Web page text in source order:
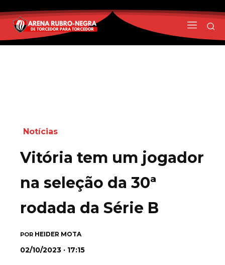
Notícias
Vitória tem um jogador
na seleção da 30ª
rodada da Série B
POR HEIDER MOTA
02/10/2023 · 17:15